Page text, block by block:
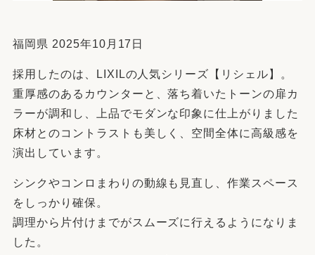
福岡県 2025年10月17日
採用したのは、LIXILの人気シリーズ【リシェル】。
重厚感のあるカウンターと、落ち着いたトーンの扉カ
ラーが調和し、上品でモダンな印象に仕上がりました
床材とのコントラストも美しく、空間全体に高級感を
演出しています。
シンクやコンロまわりの動線も見直し、作業スペース
をしっかり確保。
調理から片付けまでがスムーズに行えるようになりま
した。